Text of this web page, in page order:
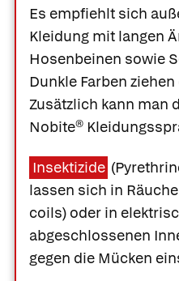
Es empfiehlt sich
Kleidung mit langen
Hosenbeinen sowie
Dunkle Farben
Zusätzlich kann man
Nobite®
Insektizide
lassen sich in
coils) oder in
abgeschlossenen
gegen die Mücken